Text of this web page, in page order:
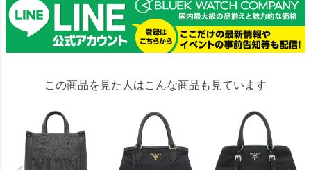
この商品を見た人はこんな商品も見ています